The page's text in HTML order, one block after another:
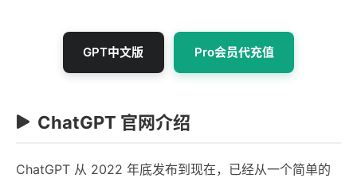
GPT中文版 Pro会员代充值
ChatGPT 官网介绍
ChatGPT 从 2022 年底发布到现在，已经从一个简单的